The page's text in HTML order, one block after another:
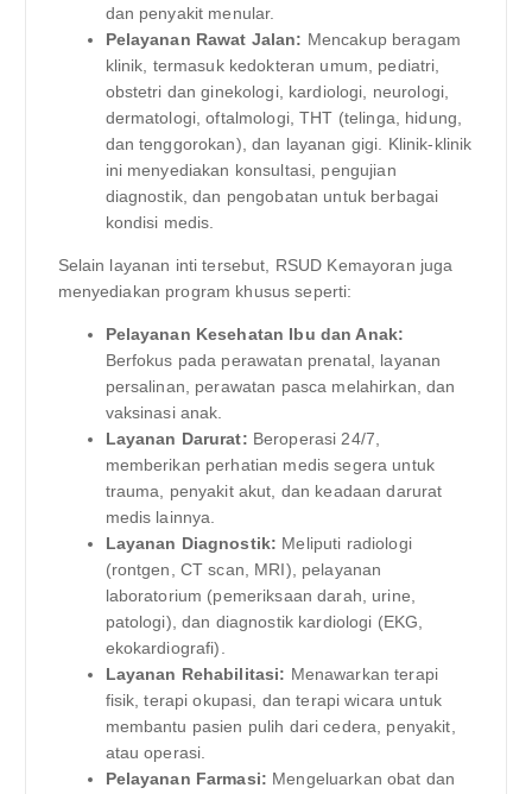
dan penyakit menular.
Pelayanan Rawat Jalan: Mencakup beragam
klinik, termasuk kedokteran umum, pediatri,
obstetri dan ginekologi, kardiologi, neurologi,
dermatologi, oftalmologi, THT (telinga, hidung,
dan tenggorokan), dan layanan gigi. Klinik-klinik
ini menyediakan konsultasi, pengujian
diagnostik, dan pengobatan untuk berbagai
kondisi medis.
Selain layanan inti tersebut, RSUD Kemayoran juga
menyediakan program khusus seperti:
Pelayanan Kesehatan Ibu dan Anak:
Berfokus pada perawatan prenatal, layanan
persalinan, perawatan pasca melahirkan, dan
vaksinasi anak.
Layanan Darurat: Beroperasi 24/7,
memberikan perhatian medis segera untuk
trauma, penyakit akut, dan keadaan darurat
medis lainnya.
Layanan Diagnostik: Meliputi radiologi
(rontgen, CT scan, MRI), pelayanan
laboratorium (pemeriksaan darah, urine,
patologi), dan diagnostik kardiologi (EKG,
ekokardiografi).
Layanan Rehabilitasi: Menawarkan terapi
fisik, terapi okupasi, dan terapi wicara untuk
membantu pasien pulih dari cedera, penyakit,
atau operasi.
Pelayanan Farmasi: Mengeluarkan obat dan